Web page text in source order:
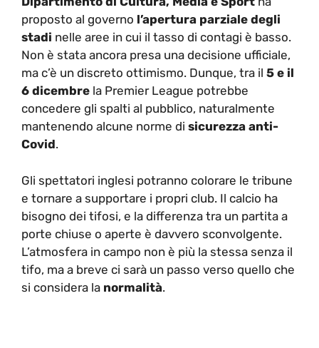
proposto al governo l’apertura parziale degli
stadi nelle aree in cui il tasso di contagi è basso.
Non è stata ancora presa una decisione ufficiale,
ma c’è un discreto ottimismo. Dunque, tra il 5 e il
6 dicembre la Premier League potrebbe
concedere gli spalti al pubblico, naturalmente
mantenendo alcune norme di sicurezza anti-
Covid.
Gli spettatori inglesi potranno colorare le tribune
e tornare a supportare i propri club. Il calcio ha
bisogno dei tifosi, e la differenza tra un partita a
porte chiuse o aperte è davvero sconvolgente.
L’atmosfera in campo non è più la stessa senza il
tifo, ma a breve ci sarà un passo verso quello che
si considera la normalità.